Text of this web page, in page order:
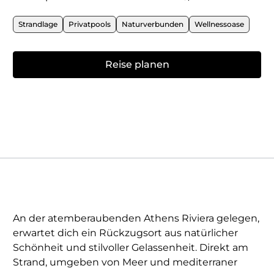
Strandlage Privatpools Naturverbunden Wellnessoase
Reise planen
An der atemberaubenden Athens Riviera gelegen,
erwartet dich ein Rückzugsort aus natürlicher
Schönheit und stilvoller Gelassenheit. Direkt am
Strand, umgeben von Meer und mediterraner